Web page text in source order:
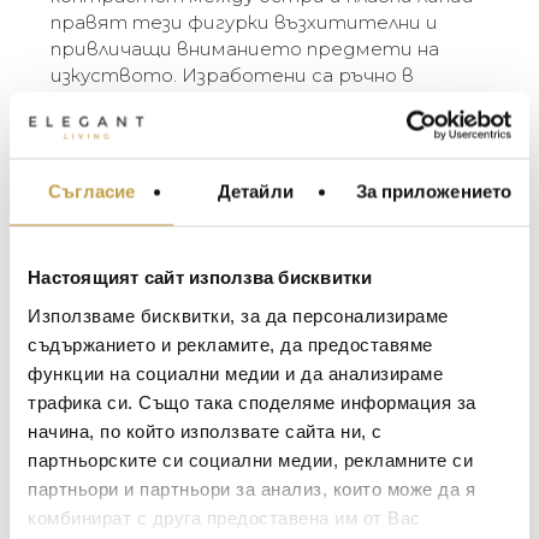
Съгласие Детайли За приложението
Настоящият сайт използва бисквитки
Използваме бисквитки, за да персонализираме
съдържанието и рекламите, да предоставяме
функции на социални медии и да анализираме
трафика си. Също така споделяме информация за
начина, по който използвате сайта ни, с
партньорските си социални медии, рекламните си
партньори и партньори за анализ, които може да я
комбинират с друга предоставена им от Вас
правят тези фигурки възхитителни и
привличащи вниманието предмети на
изкуството. Изработени са ръчно в
Terra. Музите се предлагат в три цвята
размера (small, plus, large). Разликите в
цвета и размера са естествен резултат
от занаятчийския производствен процес.
The Muses are elegant ceramic figurines
designed by the Belgian sculptor Renaat
Ramon. They are characters from Greek
mythology and represent the daughters of the
gods Zeus and Mnemosyne. In ancient tales,
the Muses are regarded as inspirational
goddesses of literature, science and the arts.
The subtle femininity and the contrast between
sharp and smooth lines make these figurines
enrapturing and eye-catching art objects. They
МЕБЕЛИ ЗА ДОМА И
ЗА МАСАТА
ТЕКСТИЛ ЗА ДОМА
АРОМАТИ ЗА ДОМА
ИЗКУСТВО И КНИГИ
ВИСОК КЛАС
BACCARAT
TOM DIXON
MICHAEL ARAM
ASSOULINE
SELETTI